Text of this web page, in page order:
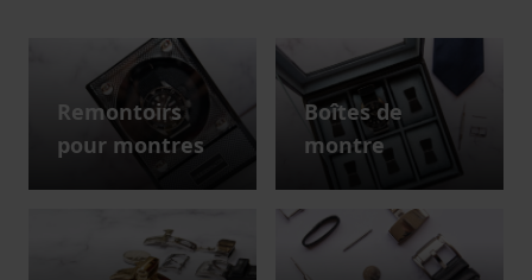
Remontoirs
pour montres
Boîtes de
montre